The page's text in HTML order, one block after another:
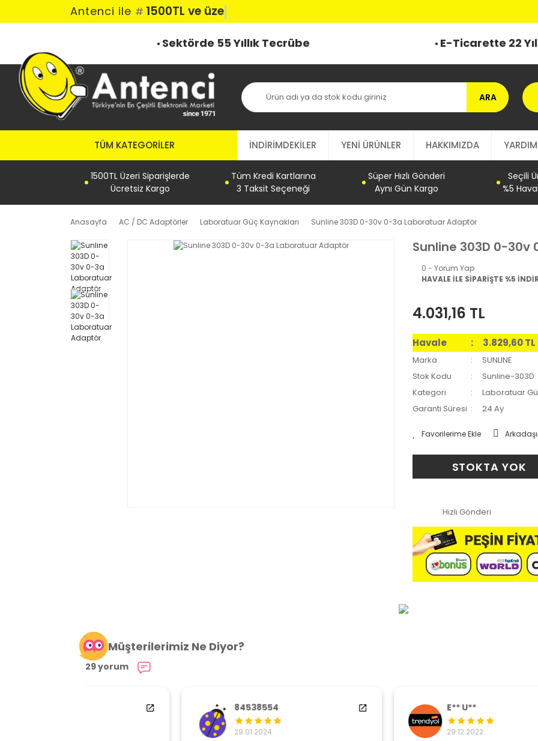
Antenci ile # 1500TL ve üzeri k
Sektörde 55 Yıllık Tecrübe E-Ticarette 22
ARA
TÜM KATEGORILER İNDİRİMDEKİLER YENİ ÜRÜNLER HAKKIMIZDA YARDIM
1500TL Üzeri Siparişlerde
Ücretsiz Kargo
Tüm Kredi Kartlarına
3 Taksit Seçeneği
Süper Hızlı Gönderi
Aynı Gün Kargo
Seçili
%5
Anasayfa AC / DC Adaptörler Laboratuar Güç Kaynakları Sunline 303D 0-30v 0-3a Laboratuar Adaptör
Sunline 303D 0-
0 - Yorum Yap
HAVALE İLE SİPARİŞTE %5
4.031,16 TL
Havale 3.829,60
Marka
SUNLINE
Stok Kodu
Sunline-303D
Kategori
Laboratuar
Garanti Süresi
24 Ay
STOKTA YOK
Hızlı Gönderi
Müşterilerimiz Ne Diyor?
29 yorum
84538554 E** U**